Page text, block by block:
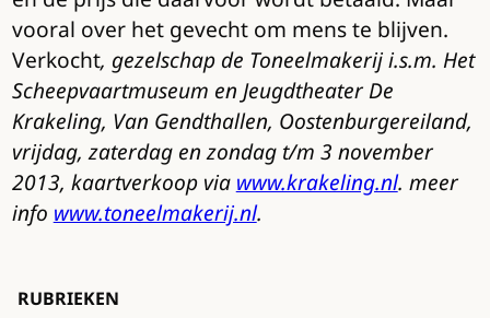
vooral over het gevecht om mens te blijven.
Verkocht, gezelschap de Toneelmakerij i.s.m. Het
Scheepvaartmuseum en Jeugdtheater De
Krakeling, Van Gendthallen, Oostenburgereiland,
vrijdag, zaterdag en zondag t/m 3 november
2013, kaartverkoop via www.krakeling.nl. meer
info www.toneelmakerij.nl.
RUBRIEKEN